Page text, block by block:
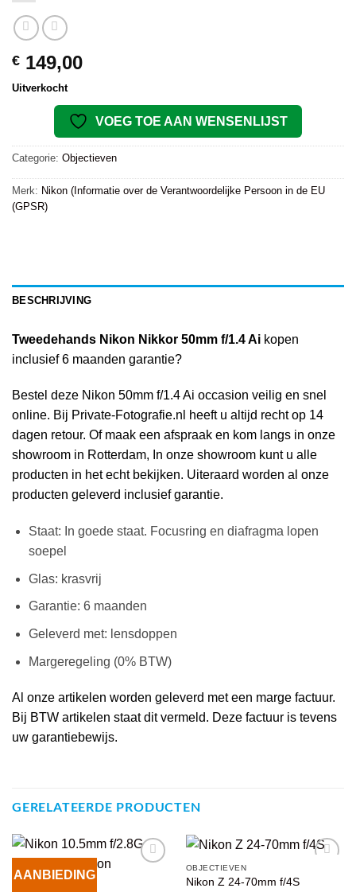
€ 149,00
Uitverkocht
VOEG TOE AAN WENSENLIJST
Categorie: Objectieven
Merk: Nikon (Informatie over de Verantwoordelijke Persoon in de EU
(GPSR)
BESCHRIJVING
Tweedehands Nikon Nikkor 50mm f/1.4 Ai kopen
inclusief 6 maanden garantie?
Bestel deze Nikon 50mm f/1.4 Ai occasion veilig en snel
online. Bij Private-Fotografie.nl heeft u altijd recht op 14
dagen retour. Of maak een afspraak en kom langs in onze
showroom in Rotterdam, In onze showroom kunt u alle
producten in het echt bekijken. Uiteraard worden al onze
producten geleverd inclusief garantie.
Staat: In goede staat. Focusring en diafragma lopen
soepel
Glas: krasvrij
Garantie: 6 maanden
Geleverd met: lensdoppen
Margeregeling (0% BTW)
Al onze artikelen worden geleverd met een marge factuur.
Bij BTW artikelen staat dit vermeld. Deze factuur is tevens
uw garantiebewijs.
GERELATEERDE PRODUCTEN
AANBIEDINGVOEG TOE
VOEG TOE
OBJECTIEVEN
Nikon Z 24-70mm f/4S